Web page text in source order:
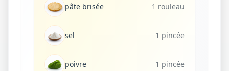
pâte brisée 1 rouleau
sel 1 pincée
poivre 1 pincée